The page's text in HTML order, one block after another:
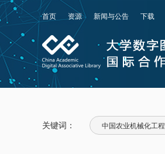
首页 资源 新闻与公告 下载
关键词： 中国农业机械化工程